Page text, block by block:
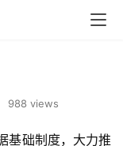
988 views
基础制度，大力推